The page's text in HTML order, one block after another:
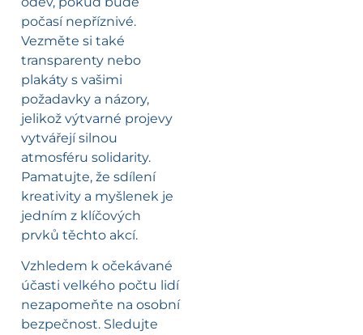
počasí nepříznivé.
Vezměte si také
transparenty nebo
plakáty s vašimi
požadavky a názory,
jelikož výtvarné projevy
vytvářejí silnou
atmosféru solidarity.
Pamatujte, že sdílení
kreativity a myšlenek je
jedním z klíčových
prvků těchto akcí.
Vzhledem k očekávané
účasti velkého počtu lidí
nezapomeňte na osobní
bezpečnost. Sledujte